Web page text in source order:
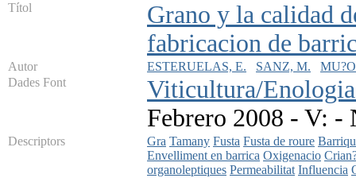
Títol
Grano y la calidad
fabricacion de
Autor ESTERUELAS, E. SANZ, M.
Dades Font
Viticultura/
Febrero 2008 - V: -
Descriptors Gra Tamany Fusta Fusta de roure
Envelliment en barrica Oxigenacio
organoleptiques Permeabilitat Influencia